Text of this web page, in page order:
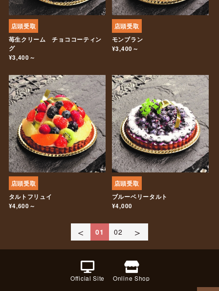
店頭受取
苺生クリーム チョココーティン
グ
¥3,400～
店頭受取
モンブラン
¥3,400～
店頭受取
タルトフリュイ
¥4,600～
店頭受取
ブルーベリータルト
¥4,000
＜ 01 02 ＞
Official Site Online Shop